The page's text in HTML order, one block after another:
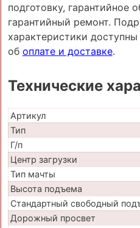
подготовку, гарантийное
гарантийный ремонт.
характеристики доступны
об оплате и доставке.
Технические
Артикул
Тип
Г/п
Центр загрузки
Тип мачты
Высота подъема
Стандартный свободный
Дорожный просвет